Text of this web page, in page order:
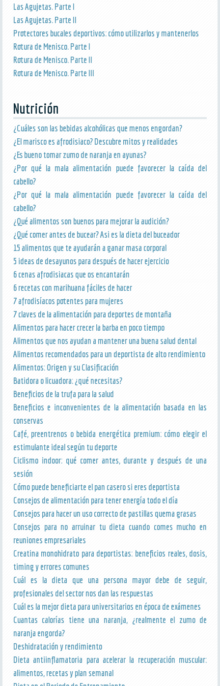
Las Agujetas. Parte I
Las Agujetas. Parte II
Protectores bucales deportivos: cómo utilizarlos y mantenerlos
Rotura de Menisco. Parte I
Rotura de Menisco. Parte II
Rotura de Menisco. Parte III
Nutrición
¿Cuáles son las bebidas alcohólicas que menos engordan?
¿El marisco es afrodisiaco? Descubre mitos y realidades
¿Es bueno tomar zumo de naranja en ayunas?
¿Por qué la mala alimentación puede favorecer la caída del
cabello?
¿Por qué la mala alimentación puede favorecer la caída del
cabello?
¿Qué alimentos son buenos para mejorar la audición?
¿Qué comer antes de bucear? Asi es la dieta del buceador
15 alimentos que te ayudarán a ganar masa corporal
5 ideas de desayunos para después de hacer ejercicio
6 cenas afrodisiacas que os encantarán
6 recetas con marihuana fáciles de hacer
7 afrodisíacos potentes para mujeres
7 claves de la alimentación para deportes de montaña
Alimentos para hacer crecer la barba en poco tiempo
Alimentos que nos ayudan a mantener una buena salud dental
Alimentos recomendados para un deportista de alto rendimiento
Alimentos: Origen y su Clasificación
Batidora o licuadora: ¿qué necesitas?
Beneficios de la trufa para la salud
Beneficios e inconvenientes de la alimentación basada en las
conservas
Café, preentrenos o bebida energética premium: cómo elegir el
estimulante ideal según tu deporte
Ciclismo indoor: qué comer antes, durante y después de una
sesión
Cómo puede beneficiarte el pan casero si eres deportista
Consejos de alimentación para tener energía todo el día
Consejos para hacer un uso correcto de pastillas quema grasas
Consejos para no arruinar tu dieta cuando comes mucho en
reuniones empresariales
Creatina monohidrato para deportistas: beneficios reales, dosis,
timing y errores comunes
Cuál es la dieta que una persona mayor debe de seguir,
profesionales del sector nos dan las respuestas
Cuál es la mejor dieta para universitarios en época de exámenes
Cuantas calorías tiene una naranja, ¿realmente el zumo de
naranja engorda?
Deshidratación y rendimiento
Dieta antiinflamatoria para acelerar la recuperación muscular:
alimentos, recetas y plan semanal